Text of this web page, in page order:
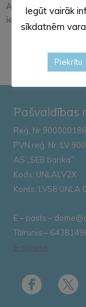
Atjaunos
ielas segumu
Pašvaldības
Reģ.
PVN reģ. Nr. LV
AS „SEB banka”
Kods: UNLALV2X
Konts: LV58 UNLA
E – pasts –
Tālrunis –
E-adrese
Iegūt vairāk
sīkdatnēm
Piekrītu